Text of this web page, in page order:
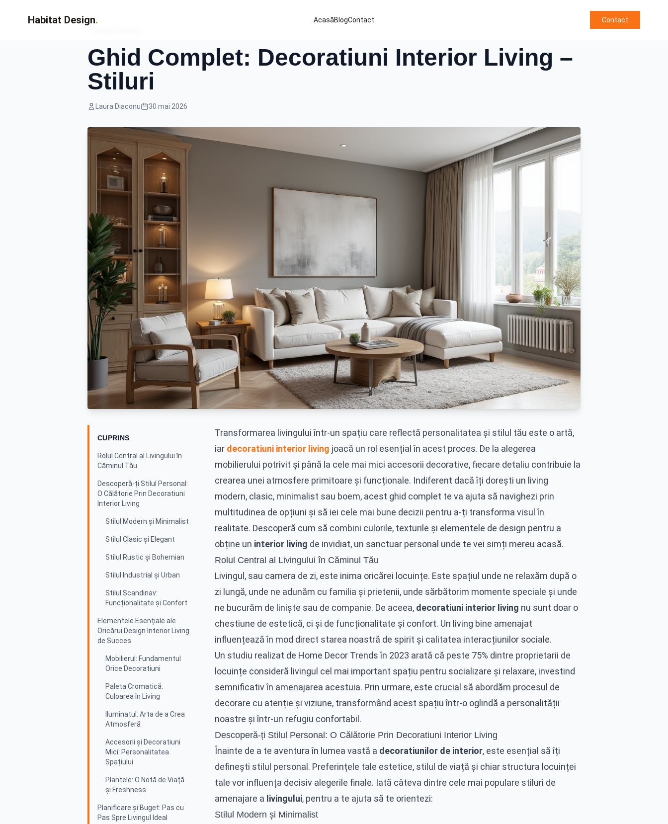
Habitat Design. AcasăBlogContact
Contact
Ghid Complet: Decoratiuni Interior Living –
Stiluri
Laura Diaconu 30 mai 2026
CUPRINS
Rolul Central al Livingului în
Căminul Tău
Descoperă-ți Stilul Personal:
O Călătorie Prin Decoratiuni
Interior Living
Stilul Modern și Minimalist
Stilul Clasic și Elegant
Stilul Rustic și Bohemian
Stilul Industrial și Urban
Stilul Scandinav:
Funcționalitate și Confort
Elementele Esențiale ale
Oricărui Design Interior Living
de Succes
Mobilierul: Fundamentul
Orice Decoratiuni
Paleta Cromatică:
Culoarea în Living
Iluminatul: Arta de a Crea
Atmosferă
Accesorii și Decoratiuni
Mici: Personalitatea
Spațiului
Plantele: O Notă de Viață
și Freshness
Planificare și Buget: Pas cu
Pas Spre Livingul Ideal
Transformarea livingului într-un spațiu care reflectă personalitatea și stilul tău este o artă,
iar decoratiuni interior living joacă un rol esențial în acest proces. De la alegerea
mobilierului potrivit și până la cele mai mici accesorii decorative, fiecare detaliu contribuie la
crearea unei atmosfere primitoare și funcționale. Indiferent dacă îți dorești un living
modern, clasic, minimalist sau boem, acest ghid complet te va ajuta să navighezi prin
multitudinea de opțiuni și să iei cele mai bune decizii pentru a-ți transforma visul în
realitate. Descoperă cum să combini culorile, texturile și elementele de design pentru a
obține un interior living de invidiat, un sanctuar personal unde te vei simți mereu acasă.
Rolul Central al Livingului în Căminul Tău
Livingul, sau camera de zi, este inima oricărei locuințe. Este spațiul unde ne relaxăm după o
zi lungă, unde ne adunăm cu familia și prietenii, unde sărbătorim momente speciale și unde
ne bucurăm de liniște sau de companie. De aceea, decoratiuni interior living nu sunt doar o
chestiune de estetică, ci și de funcționalitate și confort. Un living bine amenajat
influențează în mod direct starea noastră de spirit și calitatea interacțiunilor sociale.
Un studiu realizat de Home Decor Trends în 2023 arată că peste 75% dintre proprietarii de
locuințe consideră livingul cel mai important spațiu pentru socializare și relaxare, investind
semnificativ în amenajarea acestuia. Prin urmare, este crucial să abordăm procesul de
decorare cu atenție și viziune, transformând acest spațiu într-o oglindă a personalității
noastre și într-un refugiu confortabil.
Descoperă-ți Stilul Personal: O Călătorie Prin Decoratiuni Interior Living
Înainte de a te aventura în lumea vastă a decoratiunilor de interior, este esențial să îți
definești stilul personal. Preferințele tale estetice, stilul de viață și chiar structura locuinței
tale vor influența decisiv alegerile finale. Iată câteva dintre cele mai populare stiluri de
amenajare a livingului, pentru a te ajuta să te orientezi:
Stilul Modern și Minimalist